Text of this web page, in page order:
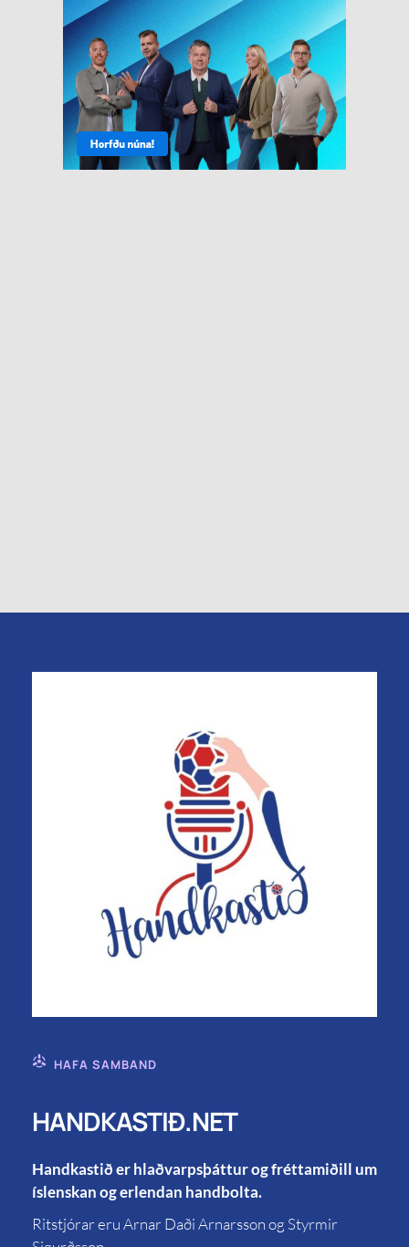
HAFA SAMBAND
HANDKASTIÐ.NET
Handkastið er hlaðvarpsþáttur og fréttamiðill um
íslenskan og erlendan handbolta.
Ritstjórar eru Arnar Daði Arnarsson og Styrmir